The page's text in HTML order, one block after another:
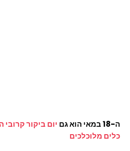
ה-18 במאי הוא גם יום ביקור
כלים מלוכלכים